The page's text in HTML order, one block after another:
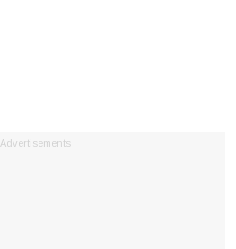
Advertisements